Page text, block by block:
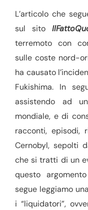
L’articolo che
sul sito
terremoto con
sulle coste nord-
ha causato
Fukishima. In
assistendo ad
mondiale, e di
racconti, episodi,
Cernobyl, sepolti
che si tratti di un
questo
segue leggiamo
i “liquidatori”,